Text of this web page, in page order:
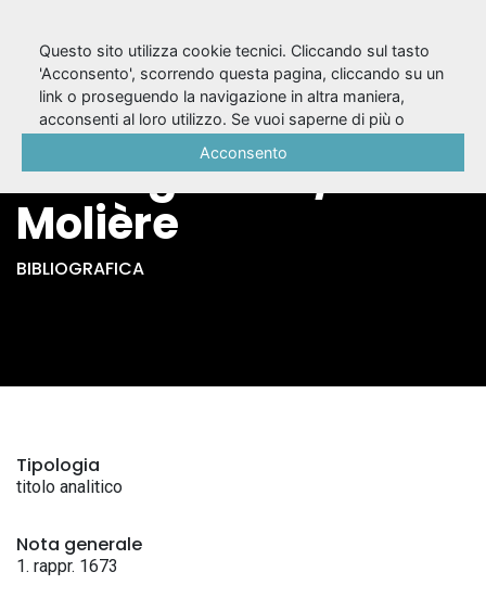
L'ammalato
immaginario /
Molière
BIBLIOGRAFICA
Tipologia
titolo analitico
Nota generale
1. rappr. 1673
Questo sito utilizza cookie tecnici. Cliccando sul tasto
'Acconsento', scorrendo questa pagina, cliccando su un
link o proseguendo la navigazione in altra maniera,
acconsenti al loro utilizzo. Se vuoi saperne di più o
Acconsento